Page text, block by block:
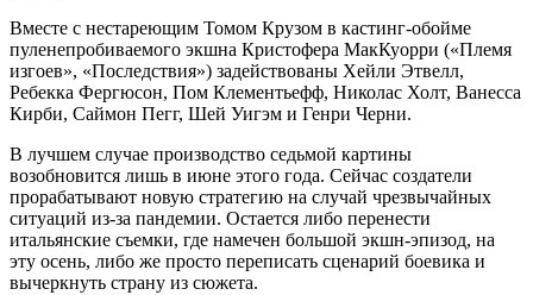
Вместе с нестареющим Томом Крузом в кастинг-обойме
пуленепробиваемого экшна Кристофера МакКуорри («Племя
изгоев», «Последствия») задействованы Хейли Этвелл,
Ребекка Фергюсон, Пом Клементьефф, Николас Холт, Ванесса
Кирби, Саймон Пегг, Шей Уигэм и Генри Черни.
В лучшем случае производство седьмой картины
возобновится лишь в июне этого года. Сейчас создатели
прорабатывают новую стратегию на случай чрезвычайных
ситуаций из-за пандемии. Остается либо перенести
итальянские съемки, где намечен большой экшн-эпизод, на
эту осень, либо же просто переписать сценарий боевика и
вычеркнуть страну из сюжета.